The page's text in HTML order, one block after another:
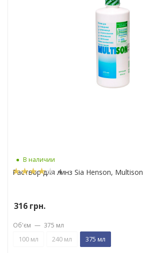
В наличии
4
Раствор для линз Sia Henson, Multison
316 грн.
Об'єм — 375 мл
100 мл 240 мл 375 мл